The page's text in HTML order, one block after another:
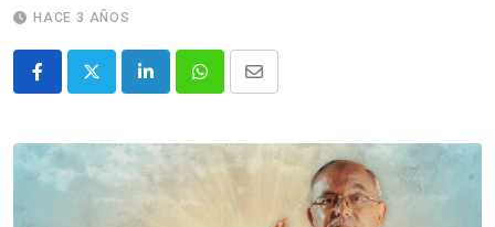
HACE 3 AÑOS